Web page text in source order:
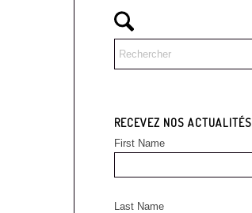
RECEVEZ NOS ACTUALITÉS
First Name
Last Name